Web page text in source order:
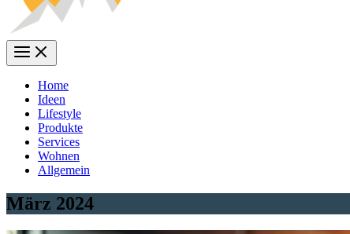
Home
Ideen
Lifestyle
Produkte
Services
Wohnen
Allgemein
März 2024